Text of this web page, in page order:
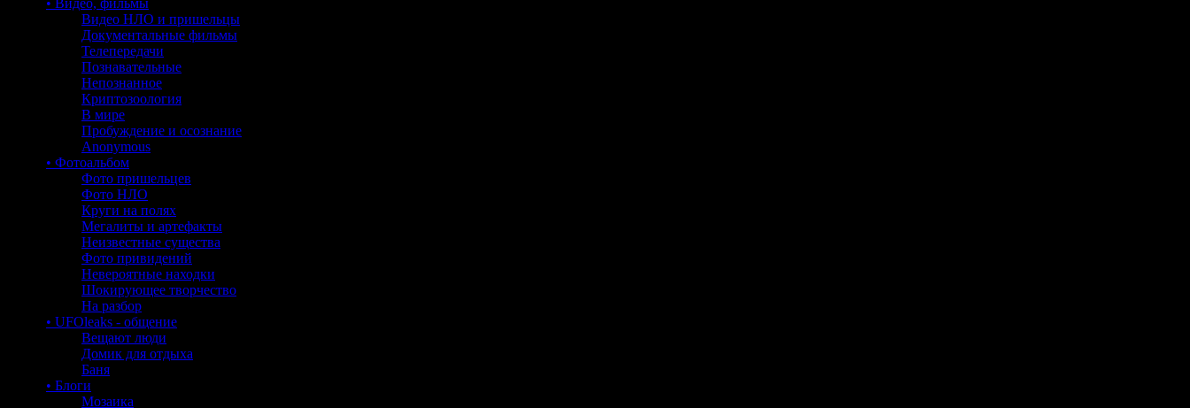
• Видео, фильмы
Видео НЛО и пришельцы
Документальные фильмы
Телепередачи
Познавательные
Непознанное
Криптозоология
В мире
Пробуждение и осознание
Anonymous
• Фотоальбом
Фото пришельцев
Фото НЛО
Круги на полях
Мегалиты и артефакты
Неизвестные существа
Фото привидений
Невероятные находки
Шокирующее творчество
На разбор
• UFOleaks - общение
Вещают люди
Домик для отдыха
Баня
• Блоги
Мозаика